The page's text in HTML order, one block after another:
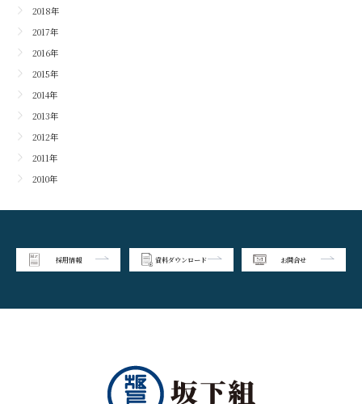
2018年
2017年
2016年
2015年
2014年
2013年
2012年
2011年
2010年
採用情報 資料ダウンロード お問合せ